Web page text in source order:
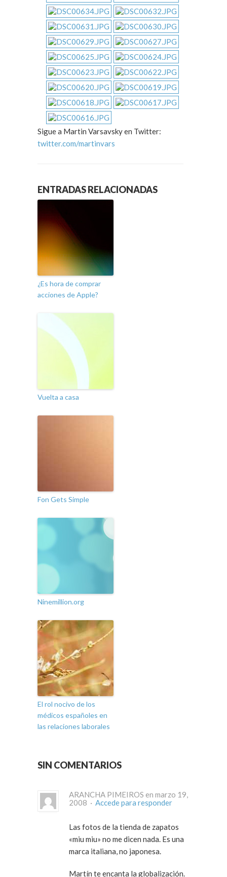
Sigue a Martin Varsavsky en Twitter:
twitter.com/martinvars
ENTRADAS RELACIONADAS
¿Es hora de comprar
acciones de Apple?
Vuelta a casa
Fon Gets Simple
Ninemillion.org
El rol nocivo de los
médicos españoles en
las relaciones laborales
SIN COMENTARIOS
ARANCHA PIMEIROS en marzo 19,
2008 · Accede para responder
Las fotos de la tienda de zapatos
«miu miu» no me dicen nada. Es una
marca italiana, no japonesa.
Martín te encanta la globalización.